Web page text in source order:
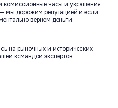
комиссионные часы и украшения
мы дорожим репутацией и если
вернем деньги.
на рыночных и исторических
командой экспертов.